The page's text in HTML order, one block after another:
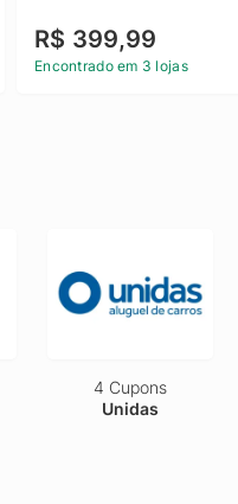
R$ 399,99
Encontrado em 3 lojas
4 Cupons
Unidas